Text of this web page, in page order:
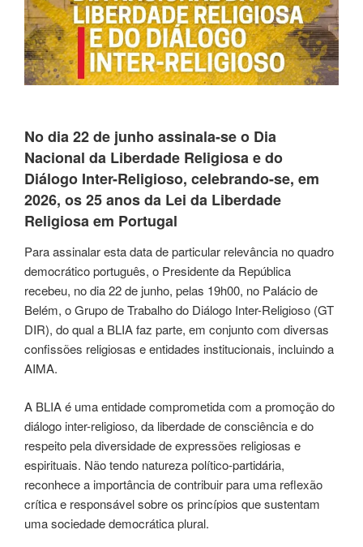
No dia 22 de junho assinala-se o Dia
Nacional da Liberdade Religiosa e do
Diálogo Inter-Religioso, celebrando-se, em
2026, os 25 anos da Lei da Liberdade
Religiosa em Portugal
Para assinalar esta data de particular relevância no quadro
democrático português, o Presidente da República
recebeu, no dia 22 de junho, pelas 19h00, no Palácio de
Belém, o Grupo de Trabalho do Diálogo Inter-Religioso (GT
DIR), do qual a BLIA faz parte, em conjunto com diversas
confissões religiosas e entidades institucionais, incluindo a
AIMA.
A BLIA é uma entidade comprometida com a promoção do
diálogo inter-religioso, da liberdade de consciência e do
respeito pela diversidade de expressões religiosas e
espirituais. Não tendo natureza político-partidária,
reconhece a importância de contribuir para uma reflexão
crítica e responsável sobre os princípios que sustentam
uma sociedade democrática plural.